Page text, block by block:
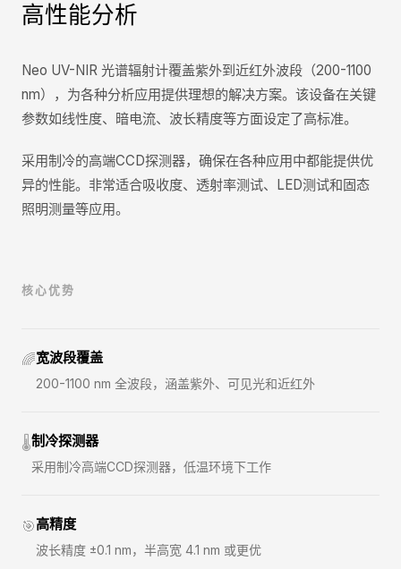
高性能分析
Neo UV-NIR 光谱辐射计覆盖紫外到近红外波段（200-1100
nm），为各种分析应用提供理想的解决方案。该设备在关键
参数如线性度、暗电流、波长精度等方面设定了高标准。
采用制冷的高端CCD探测器，确保在各种应用中都能提供优
异的性能。非常适合吸收度、透射率测试、LED测试和固态
照明测量等应用。
核心优势
🌈宽波段覆盖
200-1100 nm 全波段，涵盖紫外、可见光和近红外
🌡️制冷探测器
采用制冷高端CCD探测器，低温环境下工作
🎯高精度
波长精度 ±0.1 nm，半高宽 4.1 nm 或更优